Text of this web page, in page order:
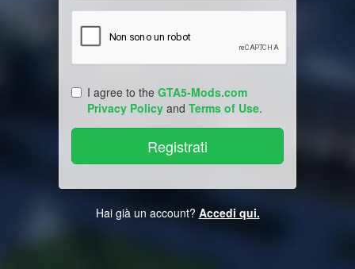
I agree to the GTA5-Mods.com
Privacy Policy and Terms of Use.
Hai già un account? Accedi qui.